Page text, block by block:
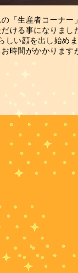
「生産者コーナー
ける事になりまし
しい顔を出し始めま
時間がかかります